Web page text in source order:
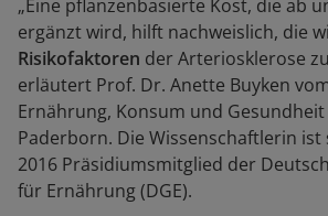
„Eine pflanzenbasierte Kost, die ab
ergänzt wird, hilft nachweislich, die
Risikofaktoren der Arteriosklerose
erläutert Prof. Dr. Anette Buyken
Ernährung, Konsum und
Paderborn. Die Wissenschaftlerin ist
2016 Präsidiumsmitglied der
für Ernährung (DGE).